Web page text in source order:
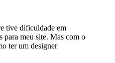
tive dificuldade em
para meu site. Mas com o
ter um designer